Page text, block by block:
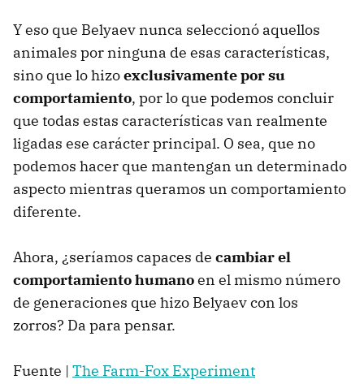
Y eso que Belyaev nunca seleccionó aquellos
animales por ninguna de esas características,
sino que lo hizoexclusivamente por su
comportamiento, por lo que podemos concluir
que todas estas características van realmente
ligadas ese carácter principal. O sea, que no
podemos hacer que mantengan un determinado
aspecto mientras queramos un comportamiento
diferente.
Ahora, ¿seríamos capaces de cambiar el
comportamiento humanoen el mismo número
de generaciones que hizo Belyaev con los
zorros? Da para pensar.
Fuente | The Farm-Fox Experiment